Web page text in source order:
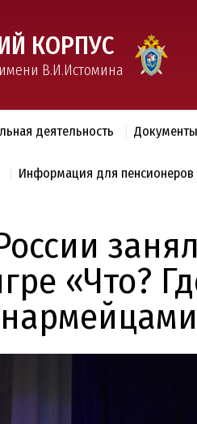
КОРПУС
В.И.Истомина
деятельность Документы
Информация для пенсионеров
«Что?